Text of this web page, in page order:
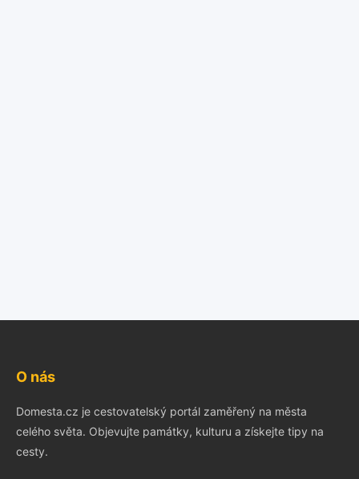
O nás
Domesta.cz je cestovatelský portál zaměřený na města
celého světa. Objevujte památky, kulturu a získejte tipy na
cesty.